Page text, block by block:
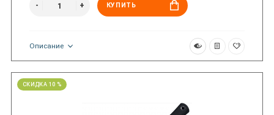
КУПИТЬ
Описание
СКИДКА 10 %